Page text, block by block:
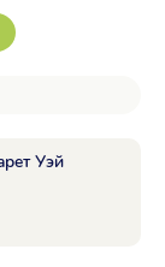
Уэй